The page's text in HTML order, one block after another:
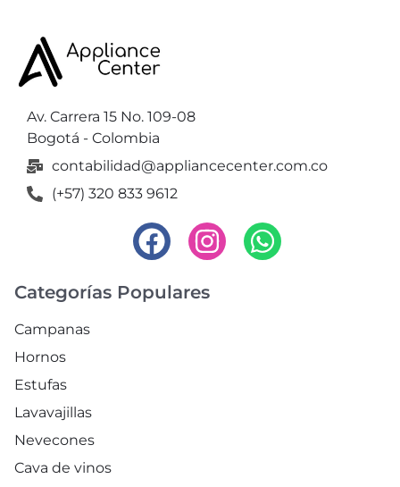
Av. Carrera 15 No. 109-08
Bogotá - Colombia
contabilidad@appliancecenter.com.co
(+57) 320 833 9612
Categorías Populares
Campanas
Hornos
Estufas
Lavavajillas
Nevecones
Cava de vinos